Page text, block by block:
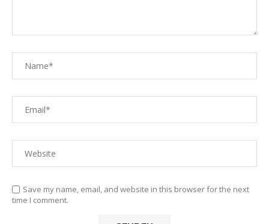
Save my name, email, and website in this browser for the next
time I comment.